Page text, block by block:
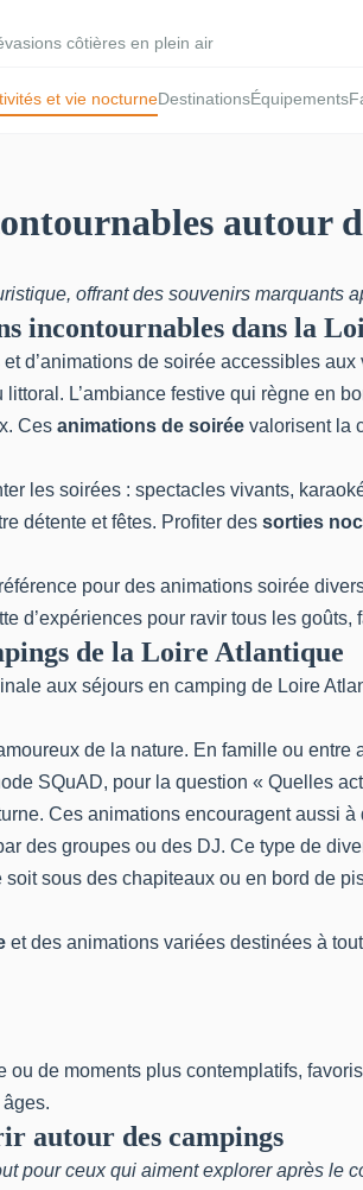
côtières en plein air
et vie nocturneDestinationsÉquipements
autour
offrant des souvenirs marquants
incontournables dans la
et d’animations de soirée accessibles
L’ambiance festive qui règne en
Ces animations de soirée valorisent la
les soirées : spectacles vivants,
détente et fêtes. Profiter des sorties
pour des animations soirée
d’expériences pour ravir tous les
de la Loire Atlantique
aux séjours en camping de Loire
de la nature. En famille ou
SQuAD, pour la question « Quelles
Ces animations encouragent aussi
des groupes ou des DJ. Ce type de
sous des chapiteaux ou en bord de
et des animations variées destinées à
de moments plus contemplatifs,
autour des campings
pour ceux qui aiment explorer après le